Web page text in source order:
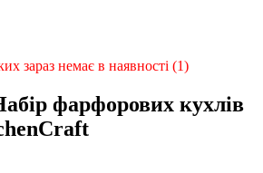
зараз немає в наявності (1)
фарфорових кухлів